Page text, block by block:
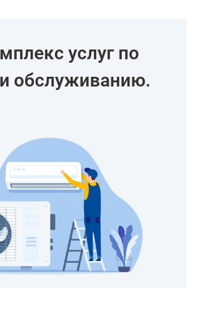
услуг по
обслуживанию.